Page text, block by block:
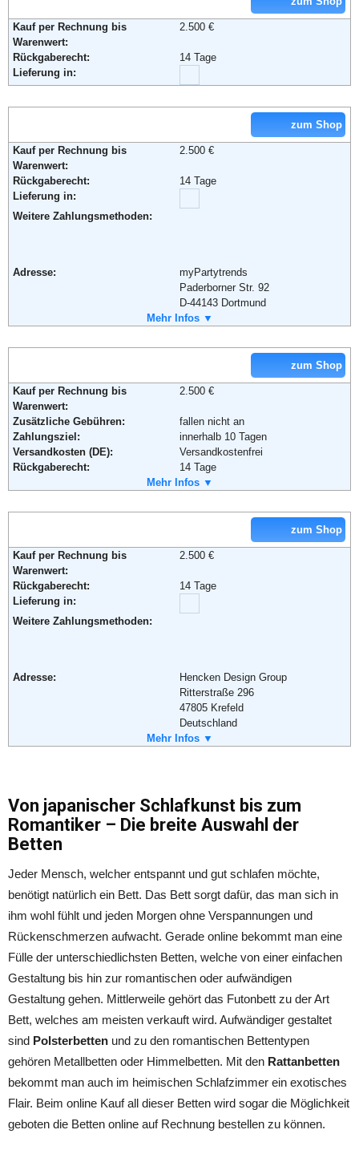
Kauf per Rechnung bis
Warenwert:
2.500 €
Rückgaberecht:
14 Tage
Lieferung in:
zum Shop
Kauf per Rechnung bis
Warenwert:
2.500 €
Rückgaberecht:
14 Tage
Lieferung in:
Weitere Zahlungsmethoden:
Adresse:
myPartytrends
Paderborner Str. 92
D-44143 Dortmund
+49 231 44998960
Email:
info@mypartytrends.com
Weiterführende Informationen:
AGB
Mehr Infos ▼
zum Shop
Kauf per Rechnung bis
Warenwert:
2.500 €
Zusätzliche Gebühren:
fallen nicht an
Zahlungsziel:
innerhalb 10 Tagen
Versandkosten (DE):
Versandkostenfrei
Rückgaberecht:
14 Tage
Ja
wird im Falle eine Widerrufs
Weitere Zahlungsmethoden:
Adresse:
Telefon:
+49 5224 - 93 80 80 6
+49 5224 - 99 73 46
info@moebelgalerieshop.de
Blog,AGB
Mehr Infos ▼
zum Shop
Kauf per Rechnung bis
Warenwert:
2.500 €
Rückgaberecht:
14 Tage
Lieferung in:
Weitere Zahlungsmethoden:
Adresse:
Hencken Design Group
Ritterstraße 296
47805 Krefeld
Deutschland
02151 - 3658370
Mehr Infos ▼
Von japanischer Schlafkunst bis zum
Romantiker – Die breite Auswahl der
Betten
Jeder Mensch, welcher entspannt und gut schlafen möchte,
benötigt natürlich ein Bett. Das Bett sorgt dafür, das man sich in
ihm wohl fühlt und jeden Morgen ohne Verspannungen und
Rückenschmerzen aufwacht. Gerade online bekommt man eine
Fülle der unterschiedlichsten Betten, welche von einer einfachen
Gestaltung bis hin zur romantischen oder aufwändigen
Gestaltung gehen. Mittlerweile gehört das Futonbett zu der Art
Bett, welches am meisten verkauft wird. Aufwändiger gestaltet
sind Polsterbetten und zu den romantischen Bettentypen
gehören Metallbetten oder Himmelbetten. Mit den Rattanbetten
bekommt man auch im heimischen Schlafzimmer ein exotisches
Flair. Beim online Kauf all dieser Betten wird sogar die Möglichkeit
geboten die Betten online auf Rechnung bestellen zu können.